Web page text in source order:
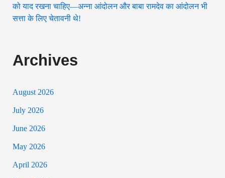
को याद रखना चाहिए—अन्ना आंदोलन और बाबा रामदेव का आंदोलन भी
सत्ता के लिए चेतावनी थे!
Archives
August 2026
July 2026
June 2026
May 2026
April 2026